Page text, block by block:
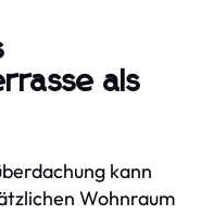
als
kann
Wohnraum